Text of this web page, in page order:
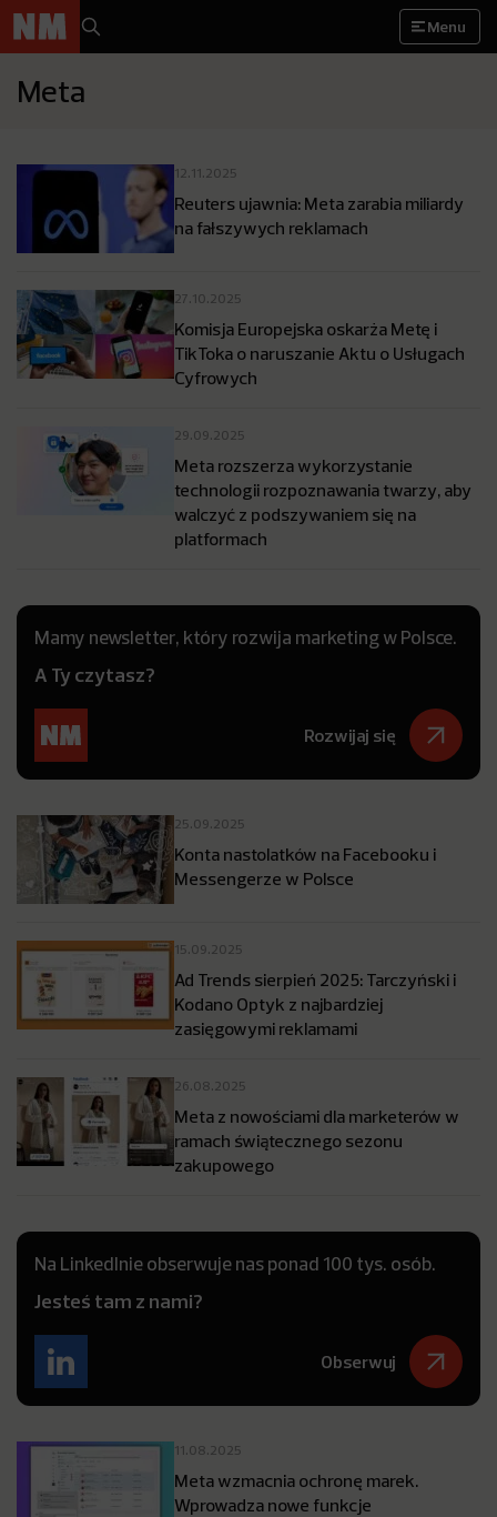
Menu
Meta
12.11.2025
Reuters ujawnia: Meta zarabia miliardy
na fałszywych reklamach
27.10.2025
Komisja Europejska oskarża Metę i
TikToka o naruszanie Aktu o Usługach
Cyfrowych
29.09.2025
Meta rozszerza wykorzystanie
technologii rozpoznawania twarzy, aby
walczyć z podszywaniem się na
platformach
Mamy newsletter, który rozwija marketing w Polsce.
A Ty czytasz?
Rozwijaj się
25.09.2025
Konta nastolatków na Facebooku i
Messengerze w Polsce
15.09.2025
Ad Trends sierpień 2025: Tarczyński i
Kodano Optyk z najbardziej
zasięgowymi reklamami
26.08.2025
Meta z nowościami dla marketerów w
ramach świątecznego sezonu
zakupowego
Na LinkedInie obserwuje nas ponad 100 tys. osób.
Jesteś tam z nami?
Obserwuj
11.08.2025
Meta wzmacnia ochronę marek.
Wprowadza nowe funkcje